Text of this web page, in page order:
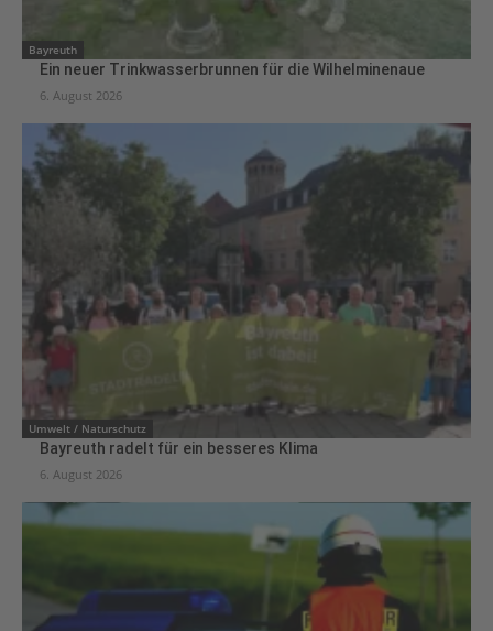
Bayreuth
Ein neuer Trinkwasserbrunnen für die Wilhelminenaue
6. August 2026
Umwelt / Naturschutz
Bayreuth radelt für ein besseres Klima
6. August 2026